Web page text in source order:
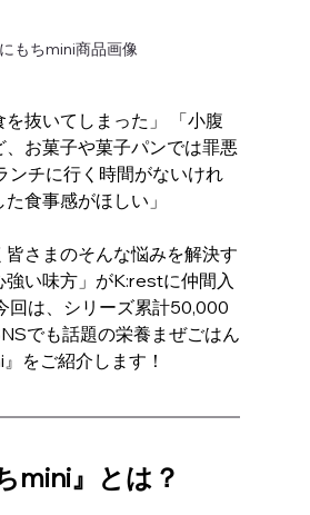
もちmini商品画像
を抜いてしまった」 「小腹
、お菓子や菓子パンでは罪悪
ンチに行く時間がないけれ
食事感がほしい」
皆さまのそんな悩みを解決す
強い味方」がK:restに仲間入
回は、シリーズ累計50,000
でも話題の栄養まぜごはん
』をご紹介します！
mini』とは？